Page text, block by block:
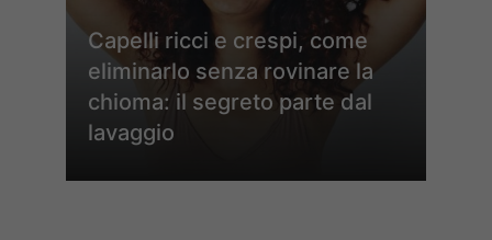
Capelli ricci e crespi, come
eliminarlo senza rovinare la
chioma: il segreto parte dal
lavaggio